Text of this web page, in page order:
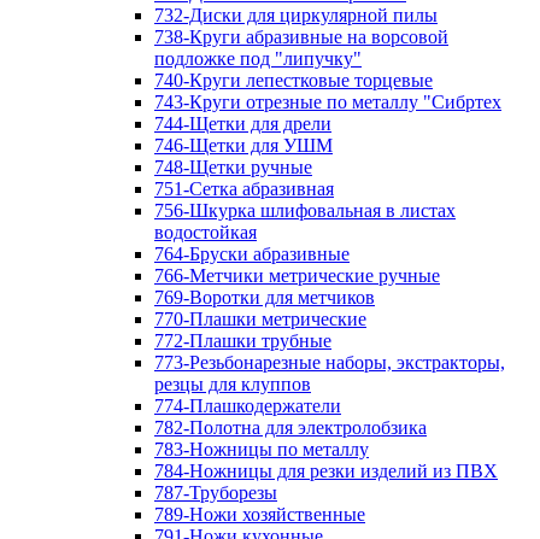
732-Диски для циркулярной пилы
738-Круги абразивные на ворсовой
подложке под "липучку"
740-Круги лепестковые торцевые
743-Круги отрезные по металлу "Сибртех
744-Щетки для дрели
746-Щетки для УШМ
748-Щетки ручные
751-Сетка абразивная
756-Шкурка шлифовальная в листах
водостойкая
764-Бруски абразивные
766-Метчики метрические ручные
769-Воротки для метчиков
770-Плашки метрические
772-Плашки трубные
773-Резьбонарезные наборы, экстракторы,
резцы для клуппов
774-Плашкодержатели
782-Полотна для электролобзика
783-Ножницы по металлу
784-Ножницы для резки изделий из ПВХ
787-Труборезы
789-Ножи хозяйственные